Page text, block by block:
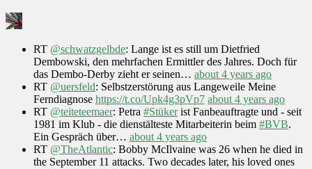
RT @schwatzgelbde: Lange ist es still um Dietfried
Dembowski, den mehrfachen Ermittler des Jahres. Doch für
das Dembo-Derby zieht er seinen… about 4 years ago
RT @uersfeld: Selbstzerstörung aus Langeweile Meine
Ferndiagnose https://t.co/Upk4g3pVp7 about 4 years ago
RT @teiteteemaer: Petra #Stükerist Fanbeauftragte und - seit
1981 im Klub - die dienstälteste Mitarbeiterin beim #BVB.
Ein Gespräch über… about 4 years ago
RT @TheAtlantic: Bobby McIlvaine was 26 when he died in
the September 11 attacks. Two decades later, his loved ones